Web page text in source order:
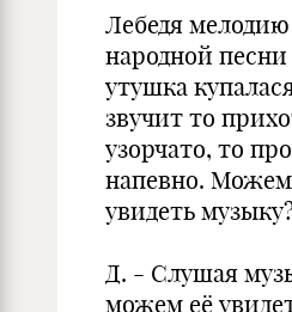
Лебедя
народной
утушка
звучит то
узорчато, то
напевно.
увидеть
Д. - Слушая
можем её